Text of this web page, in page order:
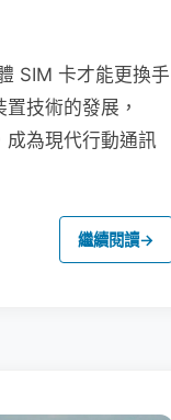
SIM 卡才能更換手
技術的發展，
為現代行動通訊
繼續閱讀→